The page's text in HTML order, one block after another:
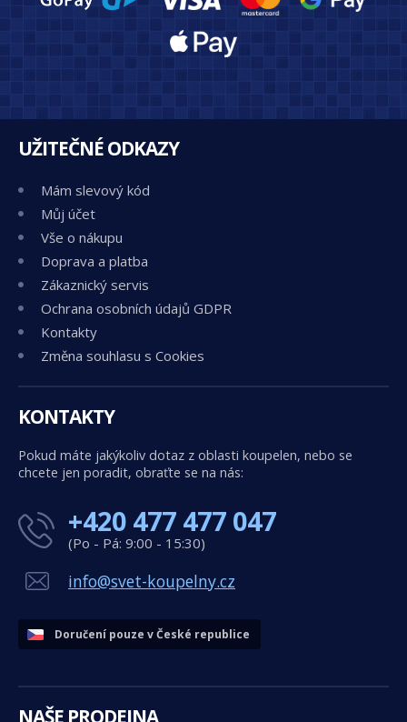
UŽITEČNÉ ODKAZY
Mám slevový kód
Můj účet
Vše o nákupu
Doprava a platba
Zákaznický servis
Ochrana osobních údajů GDPR
Kontakty
Změna souhlasu s Cookies
KONTAKTY
Pokud máte jakýkoliv dotaz z oblasti koupelen, nebo se
chcete jen poradit, obraťte se na nás:
+420 477 477 047
(Po - Pá: 9:00 - 15:30)
info@svet-koupelny.cz
Doručení pouze v České republice